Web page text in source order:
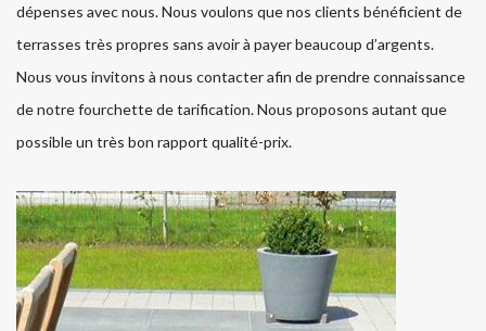
dépenses avec nous. Nous voulons que nos clients bénéficient de
terrasses très propres sans avoir à payer beaucoup d’argents.
Nous vous invitons à nous contacter afin de prendre connaissance
de notre fourchette de tarification. Nous proposons autant que
possible un très bon rapport qualité-prix.